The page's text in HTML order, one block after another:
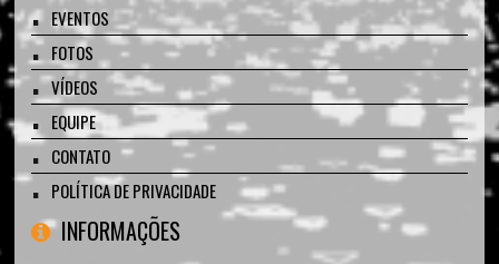
EVENTOS
FOTOS
VÍDEOS
EQUIPE
CONTATO
POLÍTICA DE PRIVACIDADE
INFORMAÇÕES